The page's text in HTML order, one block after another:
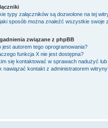
typy załączników są dozwolone na tej
sposób można znaleźć wszystkie swoje
związane z phpBB
jest autorem tego oprogramowania?
funkcja X nie jest dostępna?
się kontaktować w sprawach nadużyć
nawiązać kontakt z administratorem